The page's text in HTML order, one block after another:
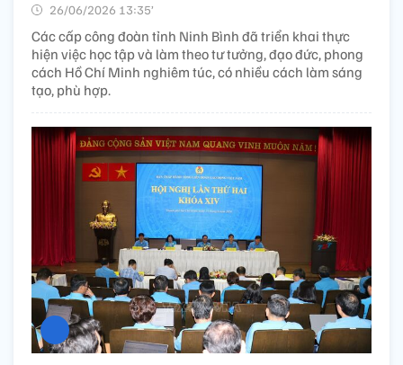
26/06/2026 13:35’
Các cấp công đoàn tỉnh Ninh Bình đã triển khai thực
hiện việc học tập và làm theo tư tưởng, đạo đức, phong
cách Hồ Chí Minh nghiêm túc, có nhiều cách làm sáng
tạo, phù hợp.